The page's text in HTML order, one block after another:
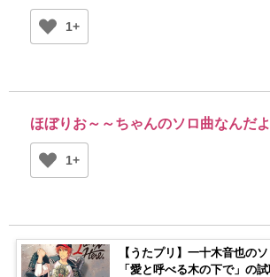
1+
ほぼりお～～ちゃんのソロ曲なんだ
1+
【うたプリ】一十木音也の
「愛と呼べる木の下で」の